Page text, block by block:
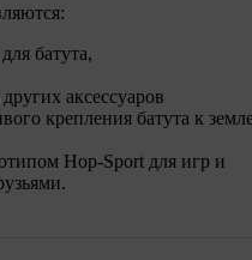
батута,
аксессуаров
крепления батута к
Hop-Sport для игр и